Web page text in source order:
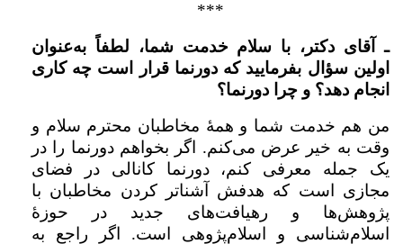
***
ـ آقای دکتر، با سلام خدمت شما، لطفاً به‌عنوان
اولین سؤال بفرمایید که دورنما قرار است چه کاری
انجام دهد؟ و چرا دورنما؟
من هم خدمت شما و همۀ مخاطبان محترم سلام و
وقت به خیر عرض می‌کنم. اگر بخواهم دورنما را در
یک جمله معرفی کنم، دورنما کانالی در فضای
مجازی است که هدفش آشناتر کردن مخاطبان با
پژوهش‌ها و رهیافت‌های جدید در حوزۀ
اسلام‌شناسی و اسلام‌پژوهی است. اگر راجع به